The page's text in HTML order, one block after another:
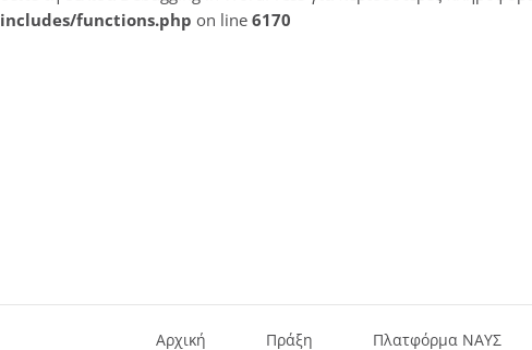
includes/functions.php on line 6170
Αρχική Πράξη Πλατφόρμα ΝΑΥΣ